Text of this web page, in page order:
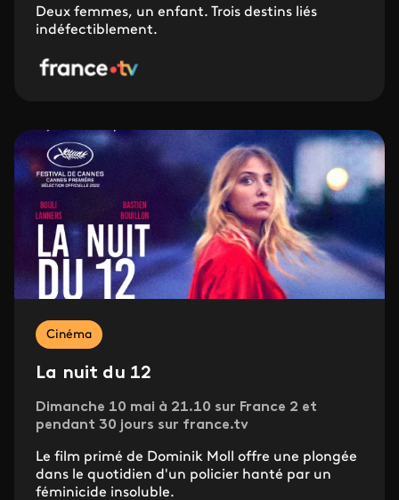
Deux femmes, un enfant. Trois destins liés
indéfectiblement.
Cinéma
La nuit du 12
Dimanche 10 mai à 21.10 sur France 2 et
pendant 30 jours sur france.tv
Le film primé de Dominik Moll offre une plongée
dans le quotidien d'un policier hanté par un
féminicide insoluble.